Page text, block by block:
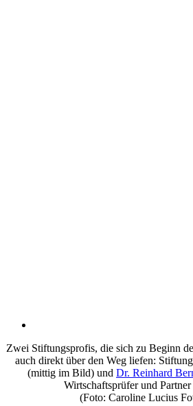
Zwei Stiftungsprofis, die sich zu Beginn
auch direkt über den Weg liefen:
(mittig im Bild) und Dr. Reinhard
Wirtschaftsprüfer und
(Foto: Caroline Lucius